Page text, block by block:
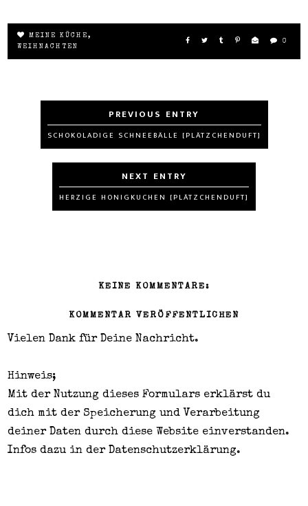
MEINE KÜCHE,
WEIHNACHTEN
0
SCHOKOLADIGE SCHNEEBÄLLE [PLÄTZCHENDUFT]
HERZIGE HONIGKUCHEN [PLÄTZCHENDUFT]
KEINE KOMMENTARE:
KOMMENTAR VERÖFFENTLICHEN
Vielen Dank für Deine Nachricht.
Hinweis;
Mit der Nutzung dieses Formulars erklärst du
dich mit der Speicherung und Verarbeitung
deiner Daten durch diese Website einverstanden.
Infos dazu in derDatenschutzerklärung.